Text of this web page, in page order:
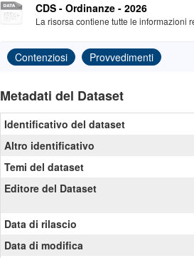
CDS - Ordinanze - 2026
La risorsa contiene tutte le informazioni
Contenziosi Provvedimenti
Metadati del Dataset
Identificativo del dataset
Altro identificativo
Temi del dataset
Editore del Dataset
Data di rilascio
Data di modifica